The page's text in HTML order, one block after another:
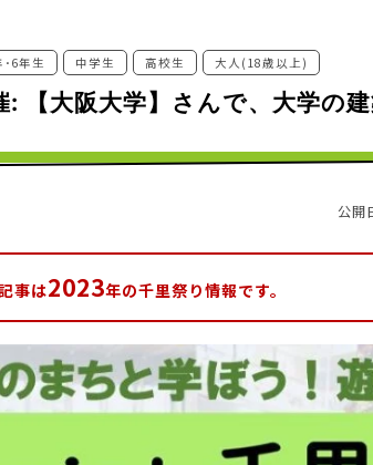
6年生 中学生 高校生 大人(18歳以上)
大阪大学】さんで、大学の
公
事は2023年の千里祭り情報です。